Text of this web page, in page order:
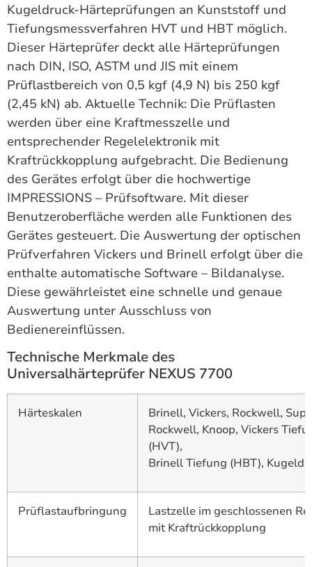
Kugeldruck-Härteprüfungen an Kunststoff und
Tiefungsmessverfahren HVT und HBT möglich.
Dieser Härteprüfer deckt alle Härteprüfungen
nach DIN, ISO, ASTM und JIS mit einem
Prüflastbereich von 0,5 kgf (4,9 N) bis 250 kgf
(2,45 kN) ab. Aktuelle Technik: Die Prüflasten
werden über eine Kraftmesszelle und
entsprechender Regelelektronik mit
Kraftrückkopplung aufgebracht. Die Bedienung
des Gerätes erfolgt über die hochwertige
IMPRESSIONS – Prüfsoftware. Mit dieser
Benutzeroberfläche werden alle Funktionen des
Gerätes gesteuert. Die Auswertung der optischen
Prüfverfahren Vickers und Brinell erfolgt über die
enthalte automatische Software – Bildanalyse.
Diese gewährleistet eine schnelle und genaue
Auswertung unter Ausschluss von
Bedienereinflüssen.
Technische Merkmale des
Universalhärteprüfer NEXUS 7700
Härteskalen
Brinell, Vickers, Rockwell,
Rockwell, Knoop, Vickers
(HVT),
Brinell Tiefung (HBT),
Prüflastaufbringung
Lastzelle im geschlossenen
mit Kraftrückkopplung